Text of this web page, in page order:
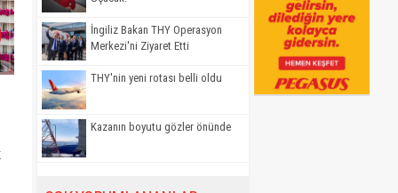
İngiliz Bakan THY Operasyon
Merkezi'ni Ziyaret Etti
THY'nin yeni rotası belli oldu
Kazanın boyutu gözler önünde